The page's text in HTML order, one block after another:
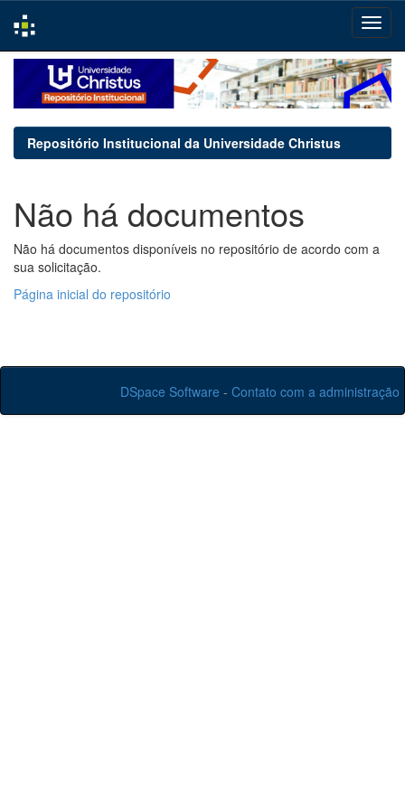
navigation
Repositório Institucional da Universidade Christus
Não há documentos
Não há documentos disponíveis no repositório de acordo com a
sua solicitação.
Página inicial do repositório
DSpace Software - Contato com a administração